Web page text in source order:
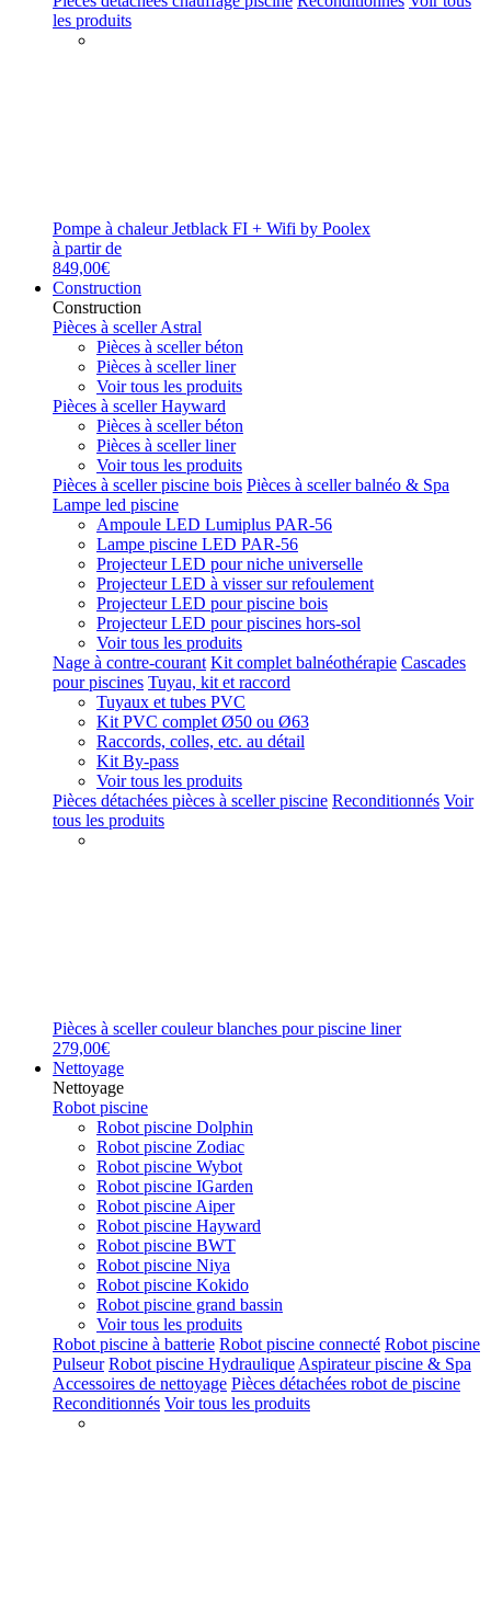
les produits
Pompe à chaleur Jetblack FI + Wifi by Poolex
à partir de
849,00€
Construction
Construction
Pièces à sceller Astral
Pièces à sceller béton
Pièces à sceller liner
Voir tous les produits
Pièces à sceller Hayward
Pièces à sceller béton
Pièces à sceller liner
Voir tous les produits
Pièces à sceller piscine bois Pièces à sceller balnéo & Spa
Lampe led piscine
Ampoule LED Lumiplus PAR-56
Lampe piscine LED PAR-56
Projecteur LED pour niche universelle
Projecteur LED à visser sur refoulement
Projecteur LED pour piscine bois
Projecteur LED pour piscines hors-sol
Voir tous les produits
Nage à contre-courant Kit complet balnéothérapie Cascades
pour piscines Tuyau, kit et raccord
Tuyaux et tubes PVC
Kit PVC complet Ø50 ou Ø63
Raccords, colles, etc. au détail
Kit By-pass
Voir tous les produits
Pièces détachées pièces à sceller piscine Reconditionnés Voir
tous les produits
Pièces à sceller couleur blanches pour piscine liner
279,00€
Nettoyage
Nettoyage
Robot piscine
Robot piscine Dolphin
Robot piscine Zodiac
Robot piscine Wybot
Robot piscine IGarden
Robot piscine Aiper
Robot piscine Hayward
Robot piscine BWT
Robot piscine Niya
Robot piscine Kokido
Robot piscine grand bassin
Voir tous les produits
Robot piscine à batterie Robot piscine connecté Robot piscine
Pulseur Robot piscine Hydraulique Aspirateur piscine & Spa
Accessoires de nettoyage Pièces détachées robot de piscine
Reconditionnés Voir tous les produits